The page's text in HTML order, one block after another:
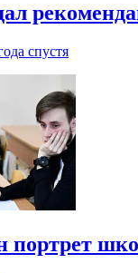
спустя
портрет